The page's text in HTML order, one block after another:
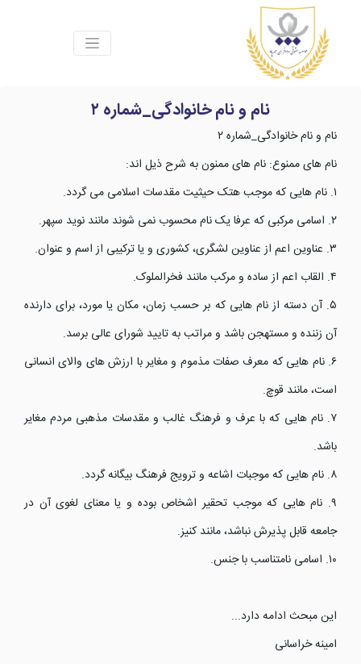
نام و نام خانوادگی_شماره ۲
نام و نام خانوادگی_شماره ۲
نام های ممنوع: نام های ممنون به شرح ذیل اند:
۱. نام هایی که موجب هتک حیثیت مقدسات اسلامی می گردد.
۲. اسامی مرکبی که عرفا یک نام محسوب نمی شوند مانند نوید سپهر.
۳. عناوین اعم از عناوین لشگری، کشوری و یا ترکیبی از اسم و عنوان.
۴. القاب اعم از ساده و مرکب مانند فخرالملوک.
۵. آن دسته از نام هایی که بر حسب زمان، مکان یا مورد، برای دارنده
آن زننده و مستهجن باشد و مراتب به تایید شورای عالی برسد.
۶. نام هایی که معرف صفات مذموم و مغایر با ارزش های والای انسانی
است، مانند قوچ.
۷. نام هایی که با عرف و فرهنگ غالب و مقدسات مذهبی مردم مغایر
باشد.
۸. نام هایی که موجبات اشاعه و ترویج فرهنگ بیگانه گردد.
۹. نام هایی که موجب تحقیر اشخاص بوده و یا معنای لغوی آن در
جامعه قابل پذیرش نباشد، مانند کنیز.
۱۰. اسامی نامتناسب با جنس.
این مبحث ادامه دارد...
امینه خراسانی